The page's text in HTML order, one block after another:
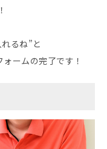
るね”と
ームの完了です！